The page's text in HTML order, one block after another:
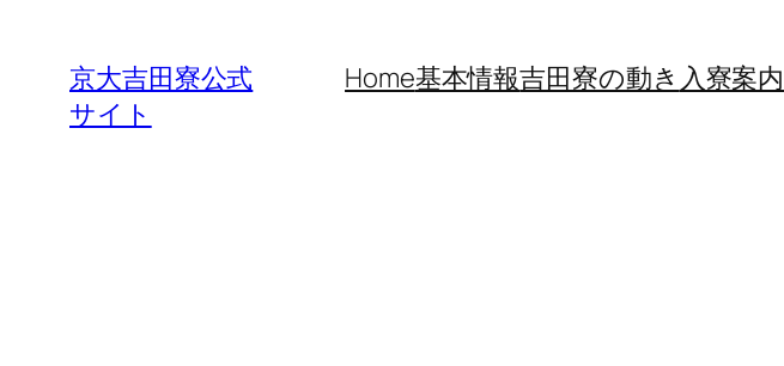
京大吉田寮公式
サイト
Home基本情報吉田寮の動き 入寮案内